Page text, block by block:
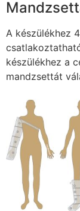
A készülékhez
készülékhez a
mandzsettát